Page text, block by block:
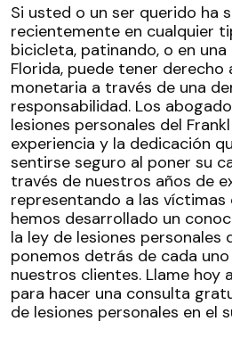
Si usted o un ser querido ha
recientemente en cualquier
bicicleta, patinando, o en
Florida, puede tener derecho
monetaria a través de una
responsabilidad. Los
lesiones personales del
experiencia y la dedicación
sentirse seguro al poner su
través de nuestros años de
representando a las víctimas
hemos desarrollado un
la ley de lesiones personales
ponemos detrás de cada
nuestros clientes. Llame
para hacer una consulta
de lesiones personales en el